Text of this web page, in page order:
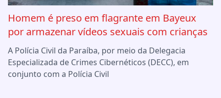
Homem é preso em flagrante em Bayeux
por armazenar vídeos sexuais com crianças
A Polícia Civil da Paraíba, por meio da Delegacia
Especializada de Crimes Cibernéticos (DECC), em
conjunto com a Polícia Civil